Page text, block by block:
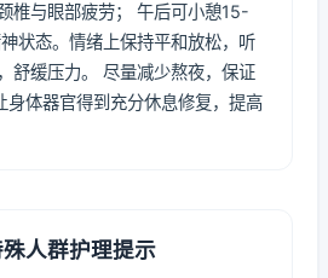
椎与眼部疲劳； 午后可小憩15-
状态。情绪上保持平和放松，听
舒缓压力。 尽量减少熬夜，保证
体器官得到充分休息修复，提高
人群护理提示